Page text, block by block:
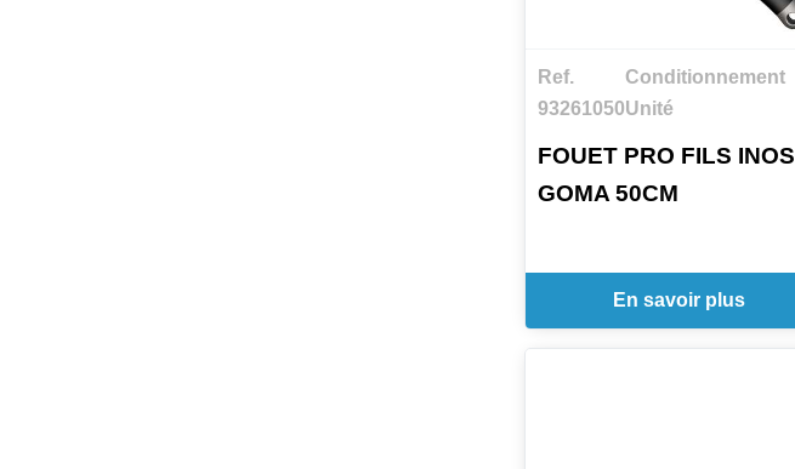
Ref.
93261050
Conditionnement
Unité
FOUET PRO FILS INOS
GOMA 50CM
En savoir plus